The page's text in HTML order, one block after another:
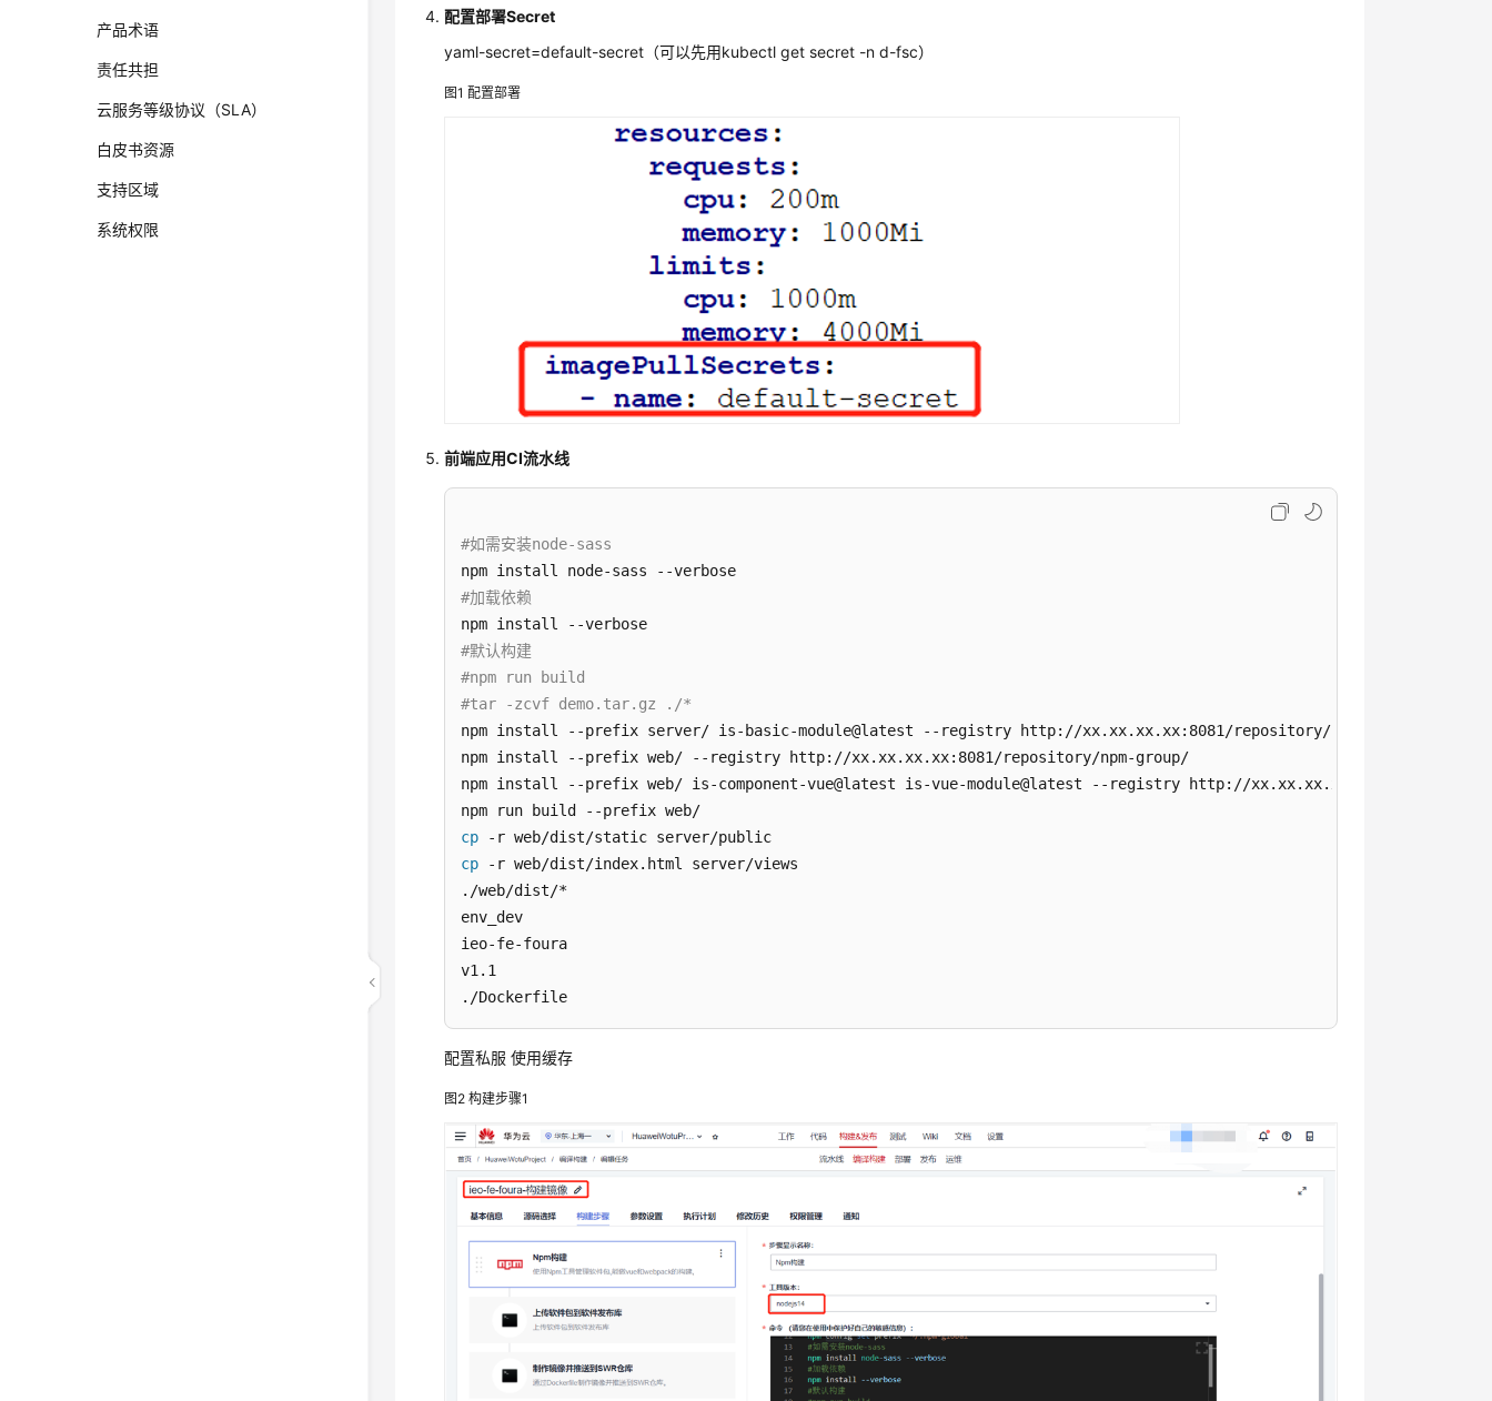
产品术语
责任共担
云服务等级协议（SLA）
白皮书资源
支持区域
系统权限
配置部署Secret
yaml-secret=default-secret（可以先用kubectl get secret -n d-fsc）
图1 配置部署
前端应用CI流水线
#如需安装node-sass
#加载依赖
#默认构建
#npm run build
#tar -zcvf demo.tar.gz ./*
npm install --prefix server/ is-basic-module@latest --registry http://xx.xx.xx.xx:8081/repository/npm-group/
npm install --prefix web/ --registry http://xx.xx.xx.xx:8081/repository/npm-group/
npm install --prefix web/ is-component-vue@latest is-vue-module@latest --registry http://xx.xx.xx.xx:8081/repository/
cp
cp -r web/dist/index.html server/views
./web/dist/*
env_dev
ieo-fe-foura
v1.1
./Dockerfile
配置私服 使用缓存
图2构建步骤1